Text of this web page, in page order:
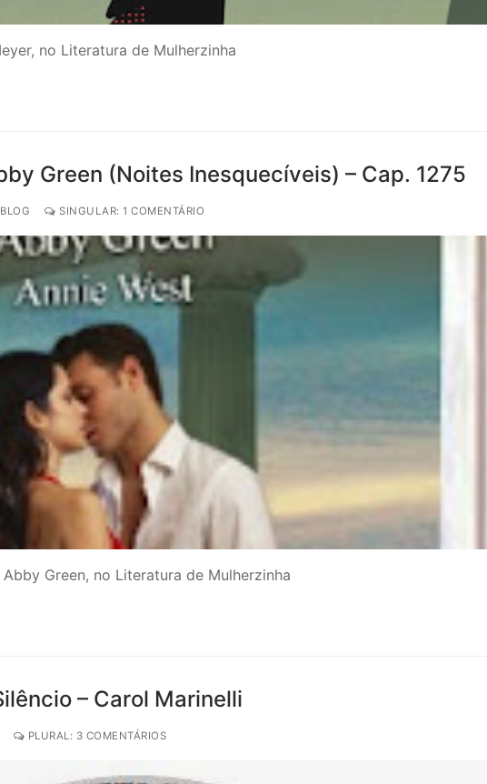
no Literatura de Mulherzinha
Green (Noites Inesquecíveis) – Cap. 1275
BLOG SINGULAR: 1 COMENTÁRIO
Green, no Literatura de Mulherzinha
– Carol Marinelli
PLURAL: 3 COMENTÁRIOS